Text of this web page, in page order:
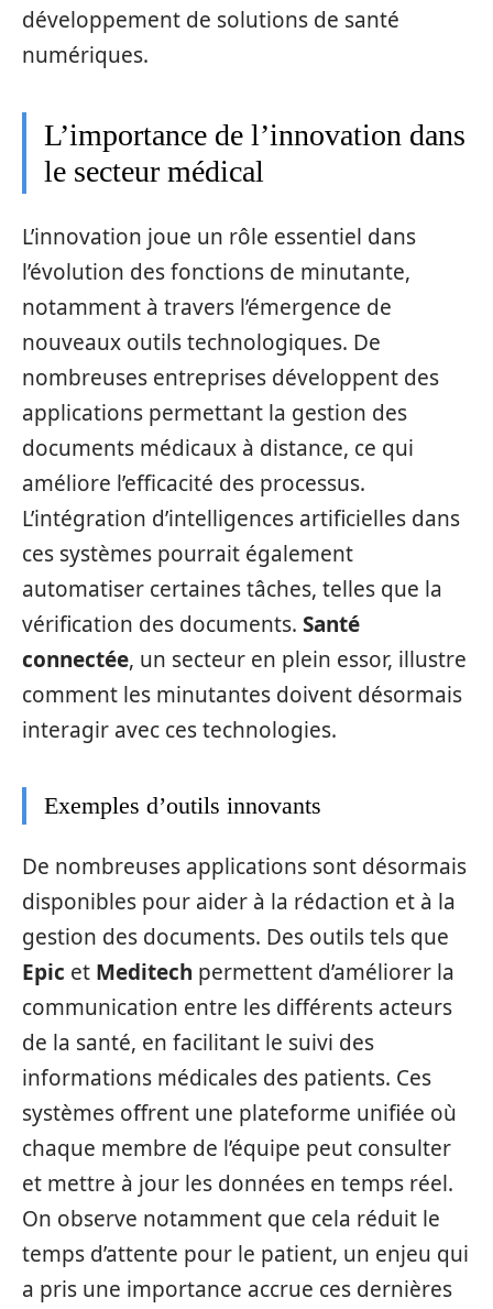
développement de solutions de santé
numériques.
L’importance de l’innovation dans
le secteur médical
L’innovation joue un rôle essentiel dans
l’évolution des fonctions de minutante,
notamment à travers l’émergence de
nouveaux outils technologiques. De
nombreuses entreprises développent des
applications permettant la gestion des
documents médicaux à distance, ce qui
améliore l’efficacité des processus.
L’intégration d’intelligences artificielles dans
ces systèmes pourrait également
automatiser certaines tâches, telles que la
vérification des documents. Santé
connectée, un secteur en plein essor, illustre
comment les minutantes doivent désormais
interagir avec ces technologies.
Exemples d’outils innovants
De nombreuses applications sont désormais
disponibles pour aider à la rédaction et à la
gestion des documents. Des outils tels que
Epic et Meditech permettent d’améliorer la
communication entre les différents acteurs
de la santé, en facilitant le suivi des
informations médicales des patients. Ces
systèmes offrent une plateforme unifiée où
chaque membre de l’équipe peut consulter
et mettre à jour les données en temps réel.
On observe notamment que cela réduit le
temps d’attente pour le patient, un enjeu qui
a pris une importance accrue ces dernières